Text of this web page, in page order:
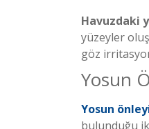
Havuzdaki
yüzeyler
göz
Yosun
Yosun
bulunduğu